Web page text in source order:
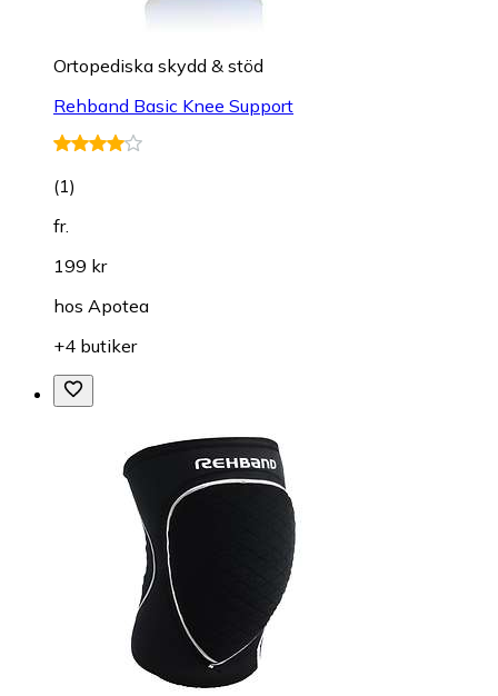
Ortopediska skydd & stöd
Rehband Basic Knee Support
(1)
fr.
199 kr
hos Apotea
+4 butiker